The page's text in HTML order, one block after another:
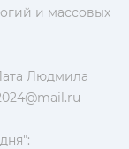
и массовых
Людмила